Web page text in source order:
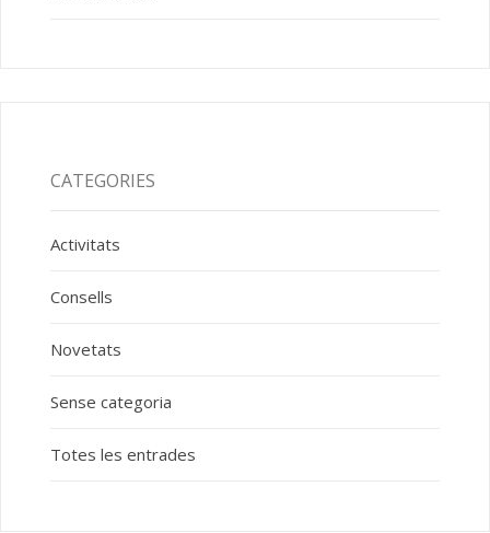
CATEGORIES
Activitats
Consells
Novetats
Sense categoria
Totes les entrades